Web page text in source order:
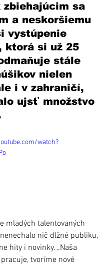
zbiehajúcim sa
a neskoršiemu
vystúpenie
ktorá si už 25
stále
nielen
i v zahraničí,
ujsť množstvo
watch?
mladých talentovaných
nič dlžné publiku,
hity i novinky. „Naša
tvoríme nové